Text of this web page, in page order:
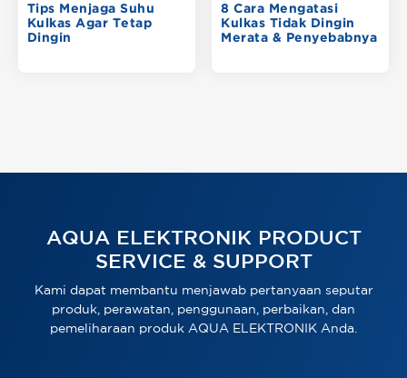
Tips Menjaga Suhu
Kulkas Agar Tetap
Dingin
8 Cara Mengatasi
Kulkas Tidak Dingin
Merata & Penyebabnya
AQUA ELEKTRONIK PRODUCT
SERVICE & SUPPORT
Kami dapat membantu menjawab pertanyaan seputar
produk, perawatan, penggunaan, perbaikan, dan
pemeliharaan produk AQUA ELEKTRONIK Anda.